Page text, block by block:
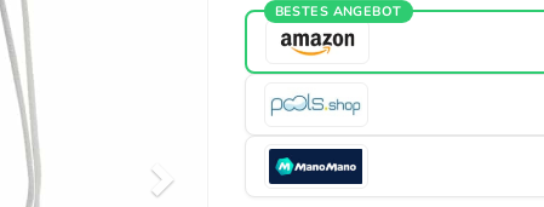
BESTES ANGEBOT